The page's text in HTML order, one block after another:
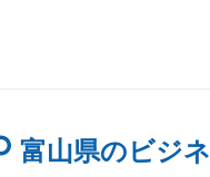
富山県のビジ